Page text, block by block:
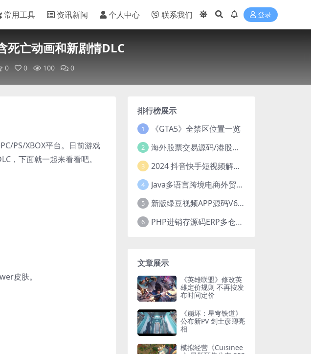
常用工具 资讯新闻 个人中心 联系我们 登录
死亡动画和新剧情DLC
0 0 100 0
PS/XBOX平台。日前游戏
，下面就一起来看看吧。
皮肤。
排行榜展示
1 《GTA5》全禁区位置一览
2 海外股票交易源码/港股泰股/美股源码/印度股源码/马拉西亚股票源码/国际股票配资
3 2024 抖音快手短视频解析去水印php源码
4 Java多语言跨境电商外贸商城TikToKshop内嵌商城I商家入驻I一键铺
5 新版绿豆视频APP源码V6.6 免授权插件版
6 PHP进销存源码ERP多仓库管理系统 手机版进销存 php网络版进销存小程序
文章展示
《英雄联盟》修改英
雄定价规则 不再按发
布时间定价
《崩坏：星穹铁道》
公布新PV 剑士彦卿亮
相
模拟经营《Cuisinee